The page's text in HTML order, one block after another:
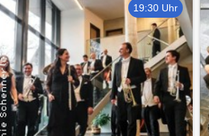
19:30 Uhr